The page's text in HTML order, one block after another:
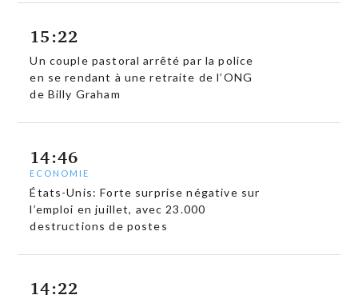
15:22
Un couple pastoral arrêté par la police
en se rendant à une retraite de l’ONG
de Billy Graham
14:46
ECONOMIE
États-Unis: Forte surprise négative sur
l’emploi en juillet, avec 23.000
destructions de postes
14:22